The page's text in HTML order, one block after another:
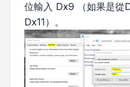
位輸入 Dx9 （如果是從
Dx11）。